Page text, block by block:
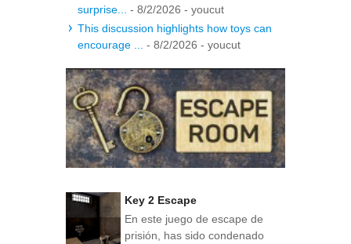
surprise...
- 8/2/2026 - youcut
This discussion highlights how toys can
encourage ...
- 8/2/2026 - youcut
Key 2 Escape
En este juego de escape de
prisión, has sido condenado